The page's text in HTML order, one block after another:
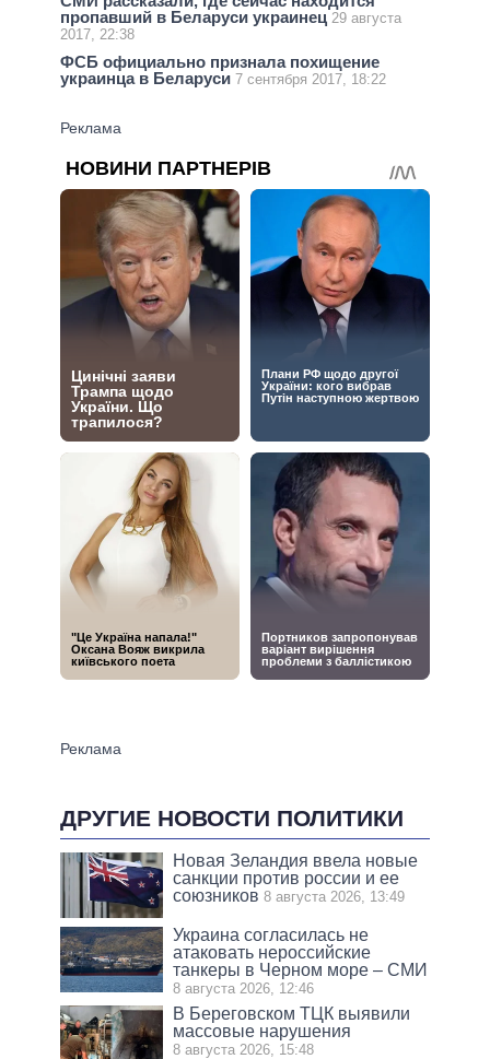
пропавший в Беларуси украинец 29 августа
2017, 22:38
ФСБ официально признала похищение
украинца в Беларуси 7 сентября 2017, 18:22
ДРУГИЕ НОВОСТИ ПОЛИТИКИ
Новая Зеландия ввела новые
санкции против россии и ее
союзников 8 августа 2026, 13:49
Украина согласилась не
атаковать нероссийские
танкеры в Черном море – СМИ
8 августа 2026, 12:46
В Береговском ТЦК выявили
массовые нарушения
8 августа 2026, 15:48